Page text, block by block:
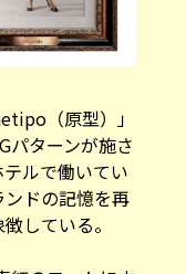
ターンが施さ
ルで働いてい
ドの記憶を再
している。